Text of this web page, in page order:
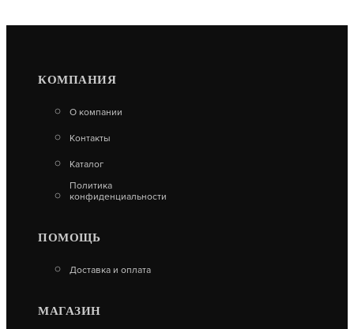
FAMILY STANDART GRILL
10 080
КОМПАНИЯ
О компании
Контакты
Каталог
Политика
конфиденциальности
ПОМОЩЬ
Доставка и оплата
МАГАЗИН